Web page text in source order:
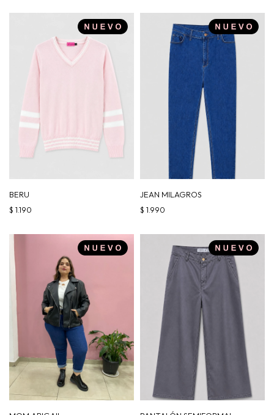
BERU
$ 1.190
JEAN MILAGROS
$ 1.990